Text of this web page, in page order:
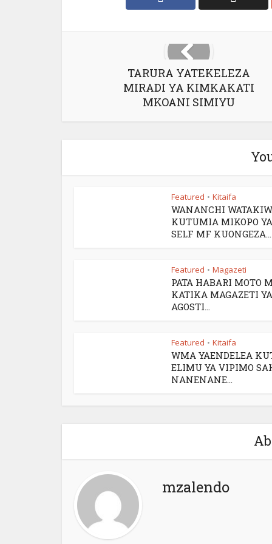
TARURA YATEKELEZA
MIRADI YA KIMKAKATI
MKOANI SIMIYU
Featured • Kitaifa
WANANCHI
KUTUMIA MIKOPO YA
SELF MF KUONGEZA...
Featured • Magazeti
PATA HABARI MOTO
KATIKA MAGAZETI
AGOSTI...
Featured • Kitaifa
WMA YAENDELEA
ELIMU YA VIPIMO
NANENANE...
mzalendo